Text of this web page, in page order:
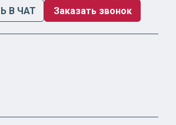
В ЧАТ
Заказать звонок